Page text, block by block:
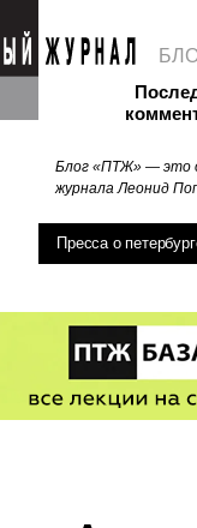
Блог «ПТЖ» — это
журнала Леонид
Пресса о